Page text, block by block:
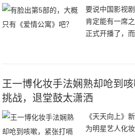
要说中国影视
肯定能有一席
正式开播了，
上了好几个，
王一博化妆手法娴熟却呛到
挑战，退堂鼓太潇洒
《天天向上》
为明星艺人化